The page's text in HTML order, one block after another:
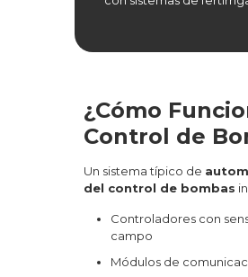
¿Cómo
Control de
Un sistema típico de
del control de bombas
Controladores con
campo
Módulos de